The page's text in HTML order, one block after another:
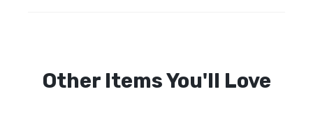
Other Items You'll Love